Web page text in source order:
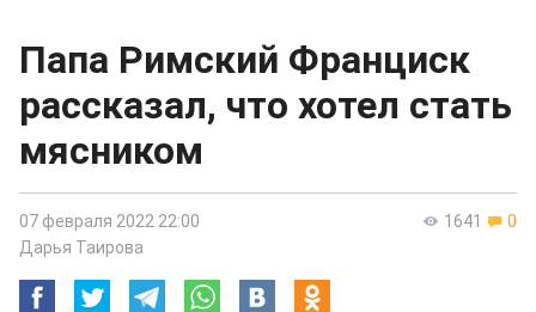
Папа Римский Франциск
рассказал, что хотел стать
мясником
1641 0
07 февраля 2022 22:00
Дарья Таирова